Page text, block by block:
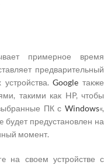
и несколько новых
примерное время
предварительный
устройства.Google также
такими как HP, чтобы
ПК с Windows«,
будет предустановлен на
момент.
на своем устройстве с